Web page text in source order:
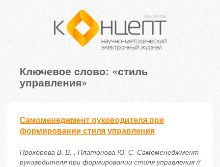
Ключевое слово: «стиль
управления»
Самоменеджмент руководителя при
формировании стиля управления
Прохорова В. В. , Платонова Ю. С. Самоменеджмент
руководителя при формировании стиля управления //